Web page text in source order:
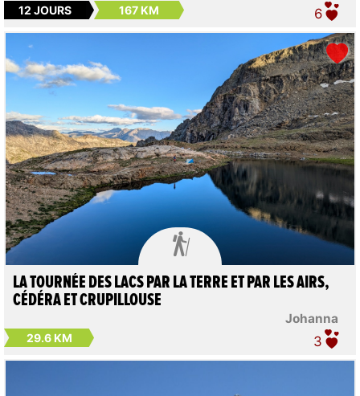
12 JOURS 167 KM 6

Johanna
LA TOURNÉE DES LACS PAR LA TERRE ET PAR LES AIRS,
CÉDÉRA ET CRUPILLOUSE
29.6 KM 3